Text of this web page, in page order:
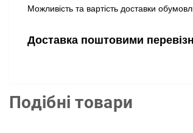
Можливість та вартість доставки
Доставка поштовими
Подібні товари